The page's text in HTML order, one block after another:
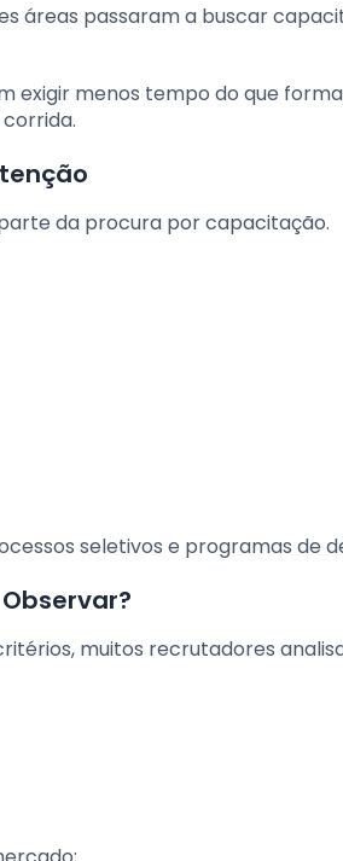
áreas passaram a buscar
exigir menos tempo do que
da procura por capacitação.
seletivos e programas de
muitos recrutadores